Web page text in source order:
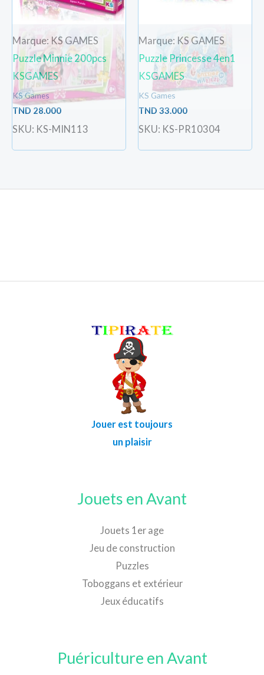
Marque: KS GAMES
Puzzle Minnie 200pcs
KSGAMES
KS Games
TND 28.000
SKU: KS-MIN113
Marque: KS GAMES
Puzzle Princesse 4en1
KSGAMES
KS Games
TND 33.000
SKU: KS-PR10304
Jouer est toujours
un plaisir
Jouets en Avant
Jouets 1er age
Jeu de construction
Puzzles
Toboggans et extérieur
Jeux éducatifs
Puériculture en Avant